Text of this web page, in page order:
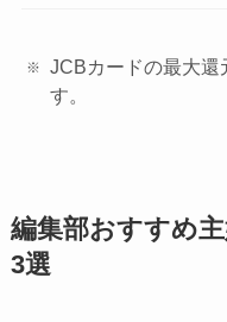
JCBカードの最大還
す。
編集部おすすめ
3選